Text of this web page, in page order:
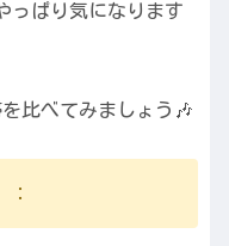
っぱり気になります
比べてみましょう🎶